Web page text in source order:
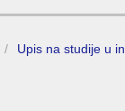
Upis na studije u